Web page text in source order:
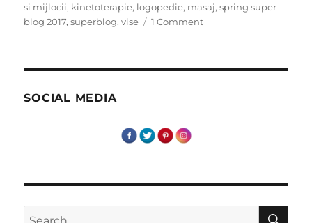
si mijlocii, kinetoterapie, logopedie, masaj,spring super
blog 2017,superblog,vise 1 Commenton
SOCIAL MEDIA
Search